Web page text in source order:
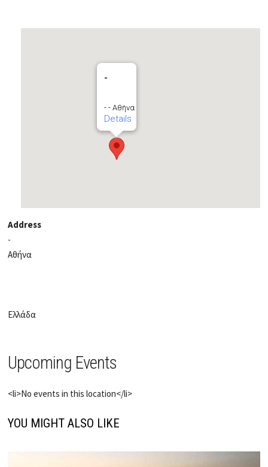
-
- - Αθήνα
Details
Address
-
Αθήνα
Ελλάδα
Upcoming Events
<li>No events in this location</li>
YOU MIGHT ALSO LIKE